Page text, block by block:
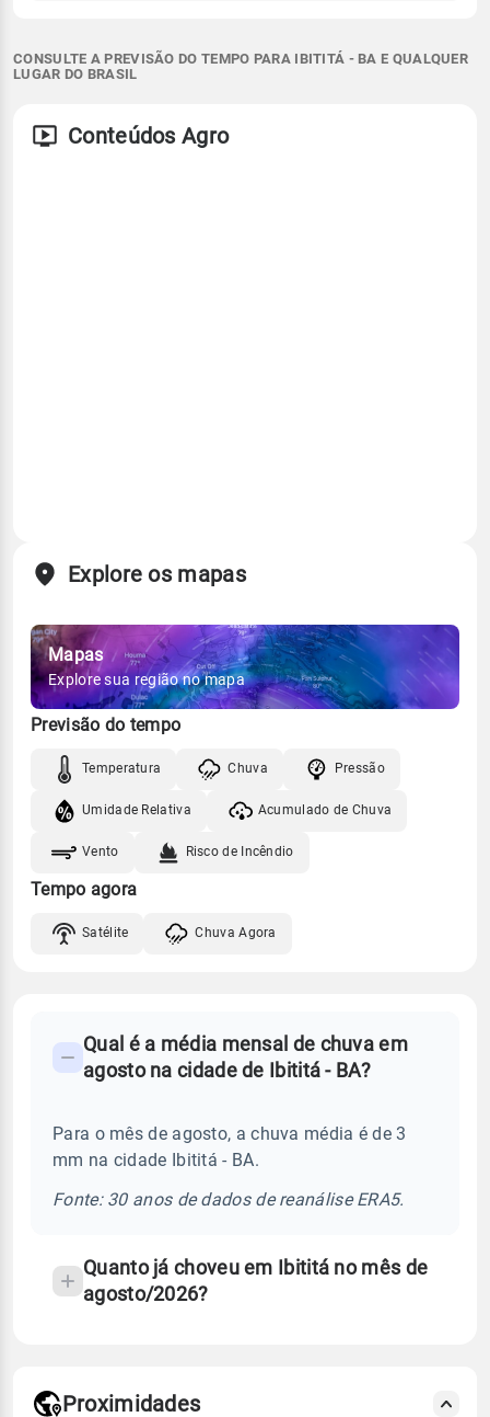
CONSULTE A PREVISÃO DO TEMPO PARA IBITITÁ - BA E QUALQUER
LUGAR DO BRASIL
Conteúdos Agro
Explore os mapas
Mapas
Explore sua região no mapa
Previsão do tempo
Temperatura Chuva Pressão
Umidade Relativa Acumulado de Chuva
Vento Risco de Incêndio
Tempo agora
Satélite Chuva Agora
Perguntas
sobre
chuva
Qual é a média mensal de chuva em
agosto na cidade de Ibititá - BA?
Para o mês de agosto, a chuva média é de 3
mm na cidade Ibititá - BA.
Fonte: 30 anos de dados de reanálise ERA5.
Quanto já choveu em Ibititá no mês de
agosto/2026?
Proximidades